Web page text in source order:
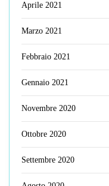
Aprile 2021
Marzo 2021
Febbraio 2021
Gennaio 2021
Novembre 2020
Ottobre 2020
Settembre 2020